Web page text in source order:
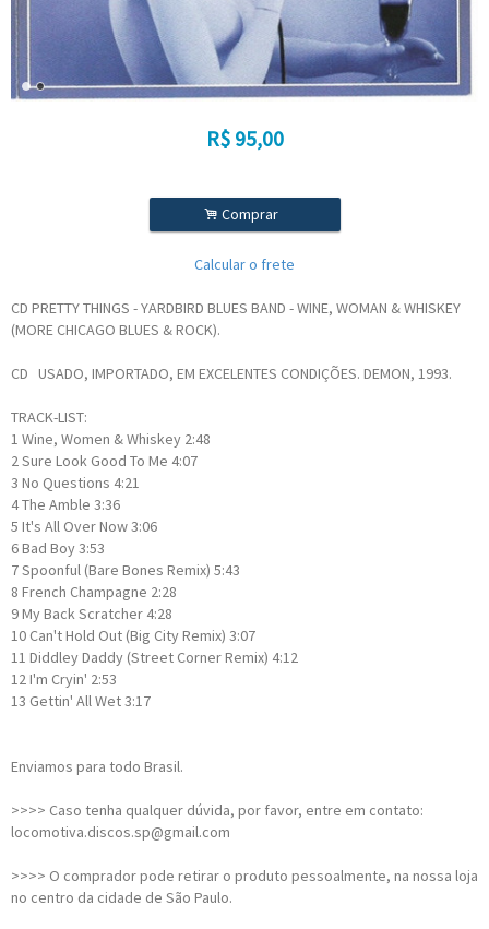
R$ 95,00
. Comprar
Calcular o frete
CD PRETTY THINGS - YARDBIRD BLUES BAND - WINE, WOMAN & WHISKEY
(MORE CHICAGO BLUES & ROCK).
CD USADO, IMPORTADO, EM EXCELENTES CONDIÇÕES. DEMON, 1993.
TRACK-LIST:
1 Wine, Women & Whiskey 2:48
2Sure Look Good To Me 4:07
3 No Questions 4:21
4The Amble 3:36
5 It's All Over Now3:06
6Bad Boy3:53
7Spoonful (Bare Bones Remix) 5:43
8 French Champagne 2:28
9My Back Scratcher 4:28
10 Can't Hold Out (Big City Remix) 3:07
11 Diddley Daddy (Street Corner Remix) 4:12
12I'm Cryin' 2:53
13 Gettin' All Wet3:17
Enviamos para todo Brasil.
>>>> Caso tenha qualquer dúvida, por favor, entre em contato:
locomotiva.discos.sp@gmail.com
>>>> O comprador pode retirar o produto pessoalmente, na nossa loja
no centro da cidade de São Paulo.